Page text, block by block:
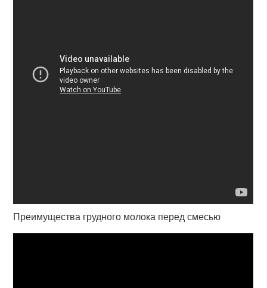
Преимущества грудного молока перед смесью